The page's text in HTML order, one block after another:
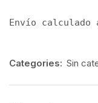
Envío
Categories: Sin